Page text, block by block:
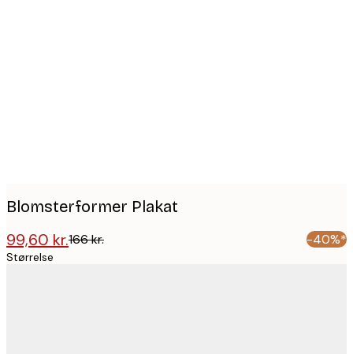
Blomsterformer Plakat
99,60 kr.166 kr. -40%*
Størrelse